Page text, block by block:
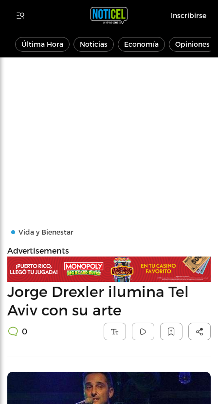
Inscribirse
Última Hora Noticias Economía Opiniones
Vida y Bienestar
Advertisements
Jorge Drexler ilumina Tel
Aviv con su arte
0